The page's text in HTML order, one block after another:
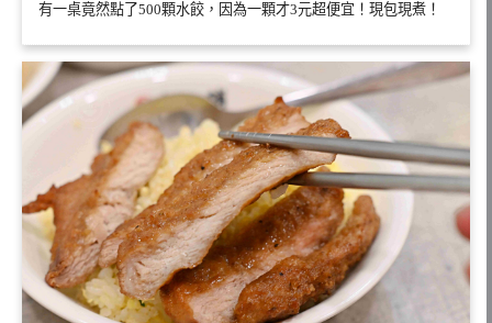
有一桌竟然點了500顆水餃，因為一顆才3元超便宜！現包現煮！